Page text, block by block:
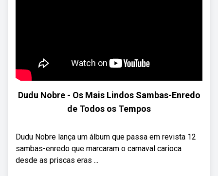
Dudu Nobre - Os Mais Lindos Sambas-Enredo
de Todos os Tempos
Dudu Nobre lança um álbum que passa em revista 12
sambas-enredo que marcaram o carnaval carioca
desde as priscas eras ...